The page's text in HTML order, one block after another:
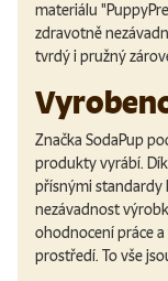
materiálu
zdravotně
tvrdý i pružný
Značka SodaPup
produkty vyrábí.
přísnými standardy
nezávadnost
ohodnocení práce
prostředí. To vše